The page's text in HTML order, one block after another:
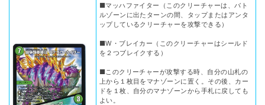
■マッハファイター（このクリーチャーは、バト
ルゾーンに出たターンの間、タップまたはアンタ
ップしているクリーチャーを攻撃できる）
■W・ブレイカー（このクリーチャーはシールド
を２つブレイクする）
■このクリーチャーが攻撃する時、自分の山札の
上から１枚目をマナゾーンに置く。その後、カー
ドを１枚、自分のマナゾーンから手札に戻しても
よい。